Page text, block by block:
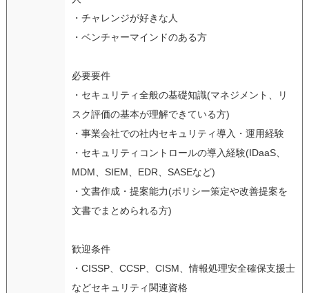
・チャレンジが好きな人
・ベンチャーマインドのある方
必要要件
・セキュリティ全般の基礎知識(マネジメント、リ
スク評価の基本が理解できている方)
・事業会社での社内セキュリティ導入・運用経験
・セキュリティコントロールの導入経験(IDaaS、
MDM、SIEM、EDR、SASEなど)
・文書作成・提案能力(ポリシー策定や改善提案を
文書でまとめられる方)
歓迎条件
・CISSP、CCSP、CISM、情報処理安全確保支援士
などセキュリティ関連資格